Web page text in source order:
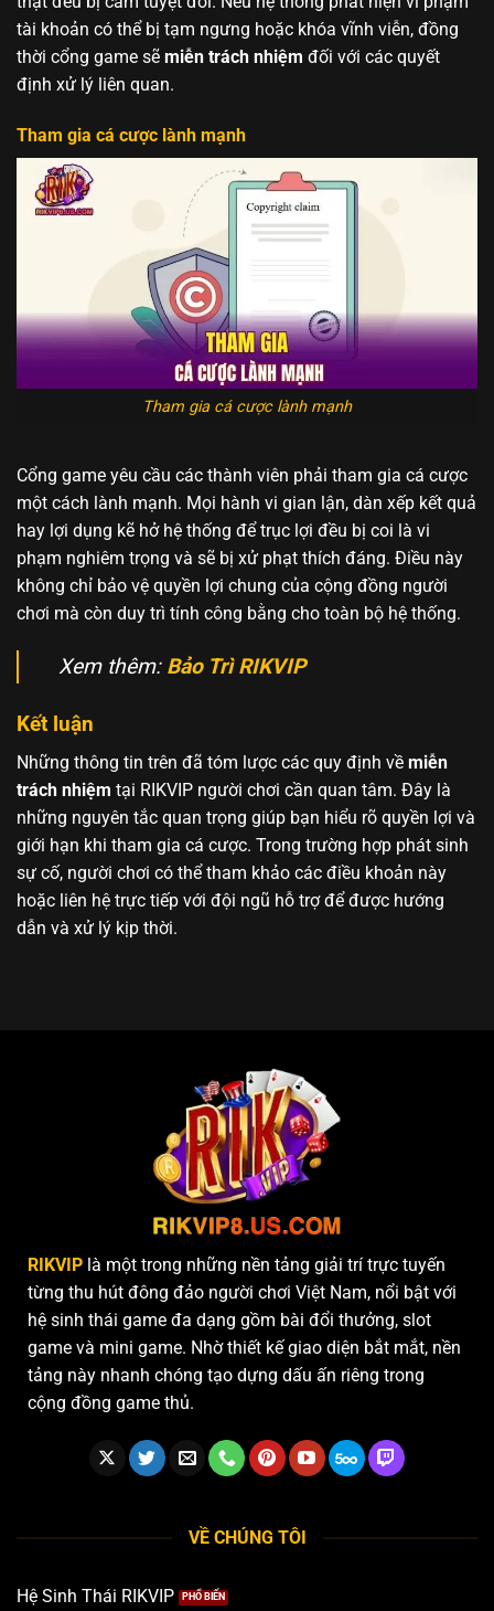
tài khoản có thể bị tạm ngưng hoặc khóa vĩnh viễn, đồng
thời cổng game sẽ miễn trách nhiệm đối với các quyết
định xử lý liên quan.
Tham gia cá cược lành mạnh
Tham gia cá cược lành mạnh
Cổng game yêu cầu các thành viên phải tham gia cá cược
một cách lành mạnh. Mọi hành vi gian lận, dàn xếp kết quả
hay lợi dụng kẽ hở hệ thống để trục lợi đều bị coi là vi
phạm nghiêm trọng và sẽ bị xử phạt thích đáng. Điều này
không chỉ bảo vệ quyền lợi chung của cộng đồng người
chơi mà còn duy trì tính công bằng cho toàn bộ hệ thống.
Xem thêm: Bảo Trì RIKVIP
Kết luận
Những thông tin trên đã tóm lược các quy định về miễn
trách nhiệm tại RIKVIP người chơi cần quan tâm. Đây là
những nguyên tắc quan trọng giúp bạn hiểu rõ quyền lợi và
giới hạn khi tham gia cá cược. Trong trường hợp phát sinh
sự cố, người chơi có thể tham khảo các điều khoản này
hoặc liên hệ trực tiếp với đội ngũ hỗ trợ để được hướng
dẫn và xử lý kịp thời.
RIKVIP là một trong những nền tảng giải trí trực tuyến
từng thu hút đông đảo người chơi Việt Nam, nổi bật với
hệ sinh thái game đa dạng gồm bài đổi thưởng, slot
game và mini game. Nhờ thiết kế giao diện bắt mắt, nền
tảng này nhanh chóng tạo dựng dấu ấn riêng trong
cộng đồng game thủ.
VỀ CHÚNG TÔI
Hệ Sinh Thái RIKVIP